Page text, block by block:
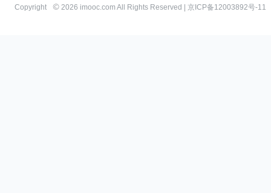
Copyright 2026 imooc.com All Rights Reserved | 京ICP备12003892号-11